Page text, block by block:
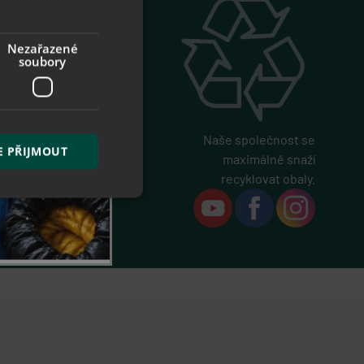
Naše společnost se
maximálně snaží
recyklovat obaly.
Nezařazené
soubory
PŘIJMOUT
soubory
účtu. Webové